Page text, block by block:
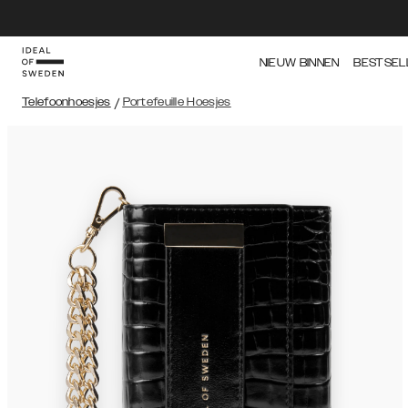
NIEUW BINNEN
Telefoonhoesjes / Portefeuille Hoesjes